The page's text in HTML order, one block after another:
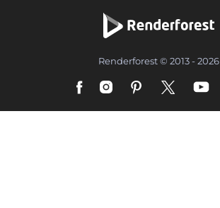
Renderforest © 2013 - 2026